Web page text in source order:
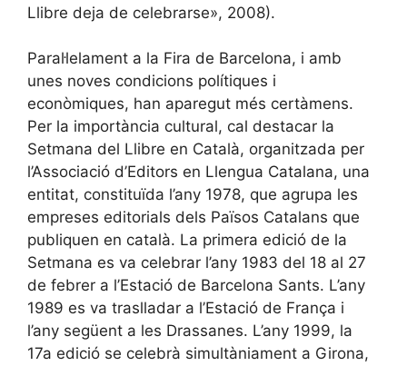
Llibre deja de celebrarse», 2008).
Paral·lelament a la Fira de Barcelona, i amb
unes noves condicions polítiques i
econòmiques, han aparegut més certàmens.
Per la importància cultural, cal destacar la
Setmana del Llibre en Català, organitzada per
l’Associació d’Editors en Llengua Catalana, una
entitat, constituïda l’any 1978, que agrupa les
empreses editorials dels Països Catalans que
publiquen en català. La primera edició de la
Setmana es va celebrar l’any 1983 del 18 al 27
de febrer a l’Estació de Barcelona Sants. L’any
1989 es va traslladar a l’Estació de França i
l’any següent a les Drassanes. L’any 1999, la
17a edició se celebrà simultàniament a Girona,